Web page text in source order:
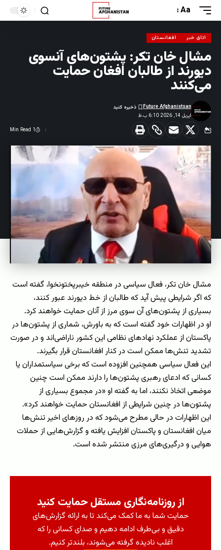
Aa
اتاق خبر افغانستان
مشال خان تکر: پشتون‌های آنسوی
دیورند از طالبان افغان حمایت
می‌کنند
اپریل 14, 2026 6:10 ب.ظ
Future Afghanistsan
1 Min Read
مشال خان تکر، فعال سیاسی در منطقه خیبرپختونخوا، گفته است
که اگر شرایطی پیش آید که طالبان از خط دیورند عبور کنند،
بسیاری از پشتون‌های آن سوی مرز از آنان حمایت خواهند کرد.
او در اظهارات خود گفته است که به باورش، شماری از پشتون‌ها در
پاکستان از عملکرد نهادهای نظامی این کشور ناراضی‌اند و در صورت
تشدید تنش‌ها ممکن است در کنار افغانستان قرار بگیرند.
این فعال سیاسی همچنین افزوده است که برخی سیاستمداران یا
کسانی که ادعای رهبری پشتون‌ها را دارند ممکن است چنین
موضعی اتخاذ نکنند، اما به گفته او «در مجموع بسیاری از
پشتون‌ها در چنین شرایطی از افغانستان حمایت خواهند کرد».
این اظهارات در حالی مطرح می‌شود که در روزهای اخیر تنش‌ها
میان افغانستان و پاکستان افزایش یافته و گزارش‌هایی از حملات
هوایی و درگیری‌های مرزی منتشر شده است.
از روزنامه‌نگاری مستقل حمایت کنید
حمایت شما به ما کمک می‌کند تا به ارائه گزارش‌های
دقیق و بی‌طرف ادامه دهیم و صدای کسانی را که
اغلب نادیده گرفته می‌شوند، بلندتر کنیم.